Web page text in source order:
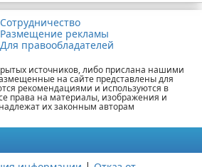
Сотрудничество
Размещение рекламы
Для правообладателей
источников, либо прислана нашими
на сайте представлены для
рекомендациями и используются в
права на материалы, изображения и
их законным авторам